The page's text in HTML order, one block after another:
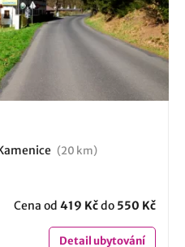
(20 km)
Cena od 419 Kčdo 550 Kč
Detailubytování